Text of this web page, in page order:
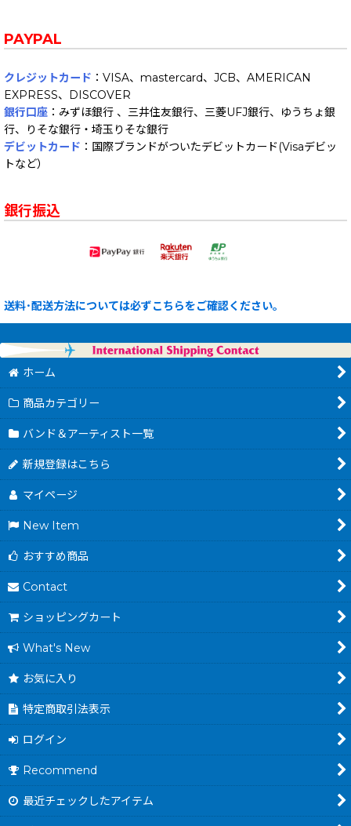
PAYPAL
クレジットカード ：VISA、mastercard、JCB、AMERICAN
EXPRESS、DISCOVER
銀行口座 ：みずほ銀行 、三井住友銀行、三菱UFJ銀行、ゆうちょ銀
行、りそな銀行・埼玉りそな銀行
デビットカード ：国際ブランドがついたデビットカード(Visaデビッ
トなど）
銀行振込
送料･配送方法については必ずこちらをご確認ください。
ホーム
商品カテゴリー
バンド＆アーティスト一覧
新規登録はこちら
マイページ
New Item
おすすめ商品
Contact
ショッピングカート
What's New
お気に入り
特定商取引法表示
ログイン
Recommend
最近チェックしたアイテム